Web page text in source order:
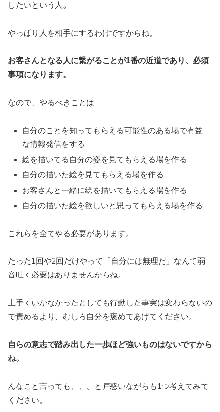
したいという人 。
やっぱり人を相手にするわけですからね。
お客さんとなる人に繋がることが1番の近道であり、必須
事項になります。
なので、やるべきことは
自分のことを知ってもらえる可能性のある場で有益
な情報発信をする
絵を描いてる自分の姿を見てもらえる場を作る
自分の描いた絵を見てもらえる場を作る
お客さんと一緒に絵を描いてもらえる場を作る
自分の描いた絵を欲しいと思ってもらえる場を作る
これらを全てやる必要があります。
たった1回や2回だけやって「自分には無理だ」なんて弱
音吐く必要はありませんからね。
上手くいかなかったとしても行動した事実は変わらないの
で責めるより、むしろ自分を褒めてあげてください。
自らの意志で踏み出した一歩ほど強いものはないですから
ね。
んなこと言っても、、、と戸惑いながらも1つ考えてみて
ください。